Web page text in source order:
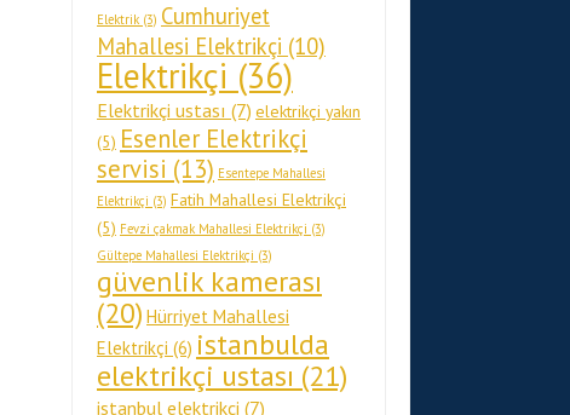
Elektrik (3) Cumhuriyet
Mahallesi Elektrikçi (10)
Elektrikçi (36)
Elektrikçi ustası (7) elektrikçi yakın
(5) Esenler Elektrikçi
servisi (13) Esentepe Mahallesi
Elektrikçi (3) Fatih Mahallesi Elektrikçi
(5) Fevzi çakmak Mahallesi Elektrikçi (3)
Gültepe Mahallesi Elektrikçi (3)
güvenlik kamerası
(20) Hürriyet Mahallesi
Elektrikçi (6) istanbulda
elektrikçi ustası (21)
istanbul elektrikçi (7)